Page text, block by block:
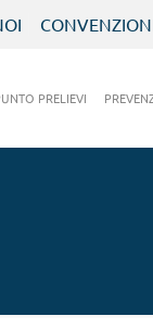
PRELIEVI